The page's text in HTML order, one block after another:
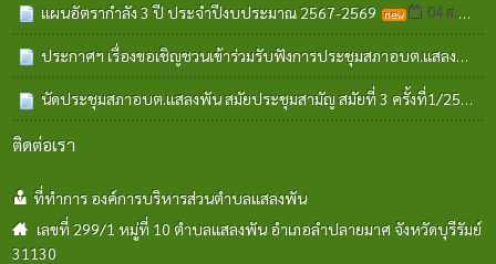
แผนอัตรากำลัง 3 ปี ประจำปีงบประมาณ 2567-2569 04 ส.ค. 2569
ประกาศฯ เรื่องขอเชิญชวนเข้าร่วมรับฟังการประชุมสภาอบต.แสลงพัน สมัยประชุมสามัญ สมัยที่3 ครั้งที่1 ประจำปีพ.ศ.2569
นัดประชุมสภาอบต.แสลงพัน สมัยประชุมสามัญ สมัยที่ 3 ครั้งที่1/2569
ติดต่อเรา
ที่ทำการ องค์การบริหารส่วนตำบลแสลงพัน
เลขที่ 299/1 หมู่ที่ 10 ตำบลแสลงพัน อำเภอลำปลายมาศ จังหวัดบุรีรัมย์
31130